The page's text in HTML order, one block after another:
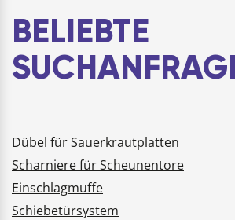
BELIEBTE
Dübel für Sauerkrautplatten
Scharniere für Scheunentore
Einschlagmuffe
Schiebetürsystem